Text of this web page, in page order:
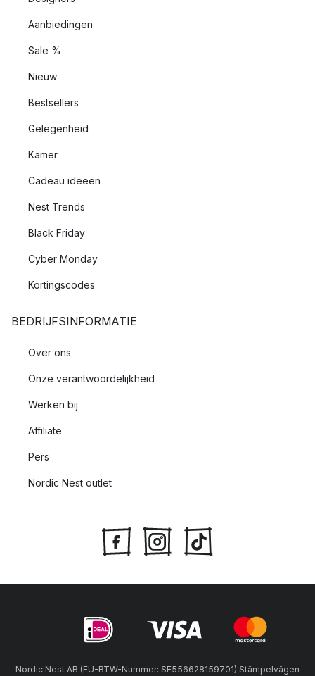
Aanbiedingen
Sale %
Nieuw
Bestsellers
Gelegenheid
Kamer
Cadeau ideeën
Nest Trends
Black Friday
Cyber Monday
Kortingscodes
BEDRIJFSINFORMATIE
Over ons
Onze verantwoordelijkheid
Werken bij
Affiliate
Pers
Nordic Nest outlet
Nordic Nest AB (EU-BTW-Nummer: SE556628159701) Stämpelvägen